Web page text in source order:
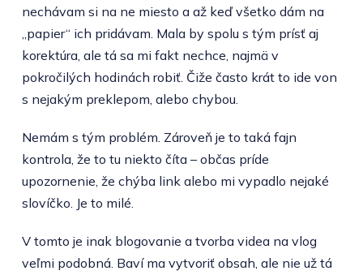
nechávam si na ne miesto a až keď všetko dám na
„papier“ ich pridávam. Mala by spolu s tým prísť aj
korektúra, ale tá sa mi fakt nechce, najmä v
pokročilých hodinách robiť. Čiže často krát to ide von
s nejakým preklepom, alebo chybou.
Nemám s tým problém. Zároveň je to taká fajn
kontrola, že to tu niekto číta – občas príde
upozornenie, že chýba link alebo mi vypadlo nejaké
slovíčko. Je to milé.
V tomto je inak blogovanie a tvorba videa na vlog
veľmi podobná. Baví ma vytvoriť obsah, ale nie už tá